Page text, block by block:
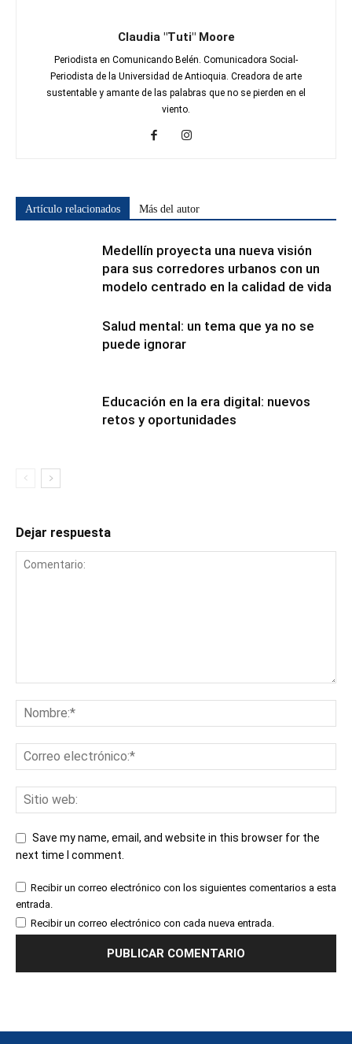
Claudia "Tuti" Moore
Periodista en Comunicando Belén. Comunicadora Social-
Periodista de la Universidad de Antioquia. Creadora de arte
sustentable y amante de las palabras que no se pierden en el
viento.
Artículo relacionados Más del autor
Medellín proyecta una nueva visión
para sus corredores urbanos con un
modelo centrado en la calidad de vida
Salud mental: un tema que ya no se
puede ignorar
Educación en la era digital: nuevos
retos y oportunidades
Dejar respuesta
Save my name, email, and website in this browser for the
next time I comment.
Recibir un correo electrónico con los siguientes comentarios a esta
entrada.
Recibir un correo electrónico con cada nueva entrada.